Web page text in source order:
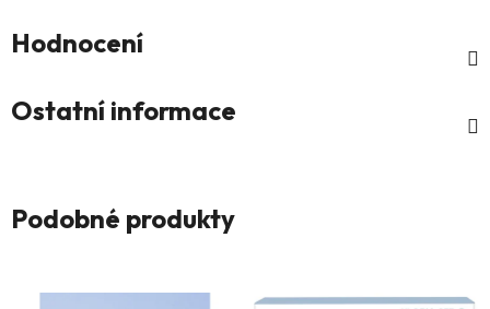
Hodnocení
Ostatní informace
Podobné produkty